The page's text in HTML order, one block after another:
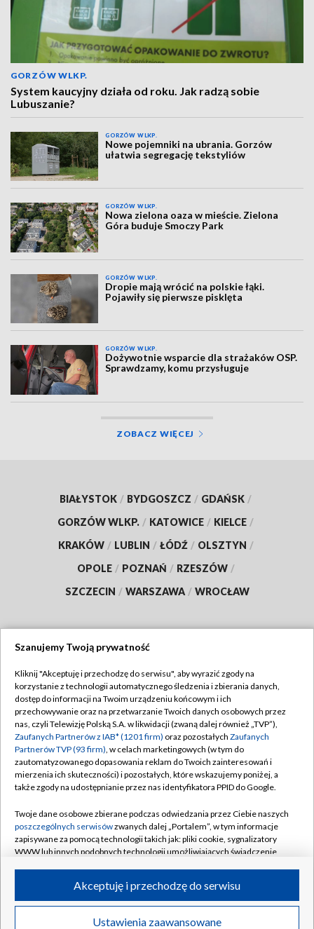
GORZÓW WLKP.
System kaucyjny działa od roku. Jak radzą sobie
Lubuszanie?
GORZÓW WLKP.
Nowe pojemniki na ubrania. Gorzów
ułatwia segregację tekstyliów
GORZÓW WLKP.
Nowa zielona oaza w mieście. Zielona
Góra buduje Smoczy Park
GORZÓW WLKP.
Dropie mają wrócić na polskie łąki.
Pojawiły się pierwsze pisklęta
GORZÓW WLKP.
Dożywotnie wsparcie dla strażaków OSP.
Sprawdzamy, komu przysługuje
ZOBACZ WIĘCEJ
BIAŁYSTOK / BYDGOSZCZ / GDAŃSK /
GORZÓW WLKP. / KATOWICE / KIELCE /
KRAKÓW / LUBLIN / ŁÓDŹ / OLSZTYN /
OPOLE / POZNAŃ / RZESZÓW /
SZCZECIN / WARSZAWA / WROCŁAW
TVP
Abonament TVP
Emisja w TVP
Centrum informacji TVP
Naziemna Telewizja Cyfrowa
Rada Programowa
System NOS
Informacje o nadawcy
Program dla prasy
Regulamin TVP
Polityka prywatności
Moje zgody
Pomoc
Kontakt
Kanały
©2026 Telewizja Polska S.A. w likwidacji
Szanujemy Twoją prywatność
Kliknij "Akceptuję i przechodzę do serwisu", aby wyrazić zgody na
korzystanie z technologii automatycznego śledzenia i zbierania danych,
dostęp do informacji na Twoim urządzeniu końcowym i ich
przechowywanie oraz na przetwarzanie Twoich danych osobowych przez
nas, czyli Telewizję Polską S.A. w likwidacji (zwaną dalej również „TVP”),
Zaufanych Partnerów z IAB* (1201 firm) oraz pozostałych Zaufanych
Partnerów TVP (93 firm), w celach marketingowych (w tym do
zautomatyzowanego dopasowania reklam do Twoich zainteresowań i
mierzenia ich skuteczności) i pozostałych, które wskazujemy poniżej, a
także zgody na udostępnianie przez nas identyfikatora PPID do Google.
Twoje dane osobowe zbierane podczas odwiedzania przez Ciebie naszych
poszczególnych serwisówzwanych dalej „Portalem”, w tym informacje
zapisywane za pomocą technologii takich jak: pliki cookie, sygnalizatory
WWW lub innych podobnych technologii umożliwiających świadczenie
ruchu w Internecie.
Twoje dane osobowe zbierane podczas odwiedzania przez Ciebie
Ustawienia zaawansowane
Akceptuję i przechodzę do serwisu